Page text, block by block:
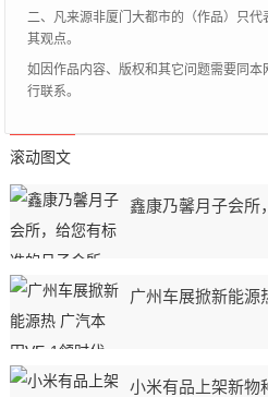
二、凡来源非厦门大都市的（作品）只代
其观点。
如因作品内容、版权和其它问题需要同
行联系。
滚动图文
鑫康乃馨月子会所
广州车展掀新能源
小米有品上架新物